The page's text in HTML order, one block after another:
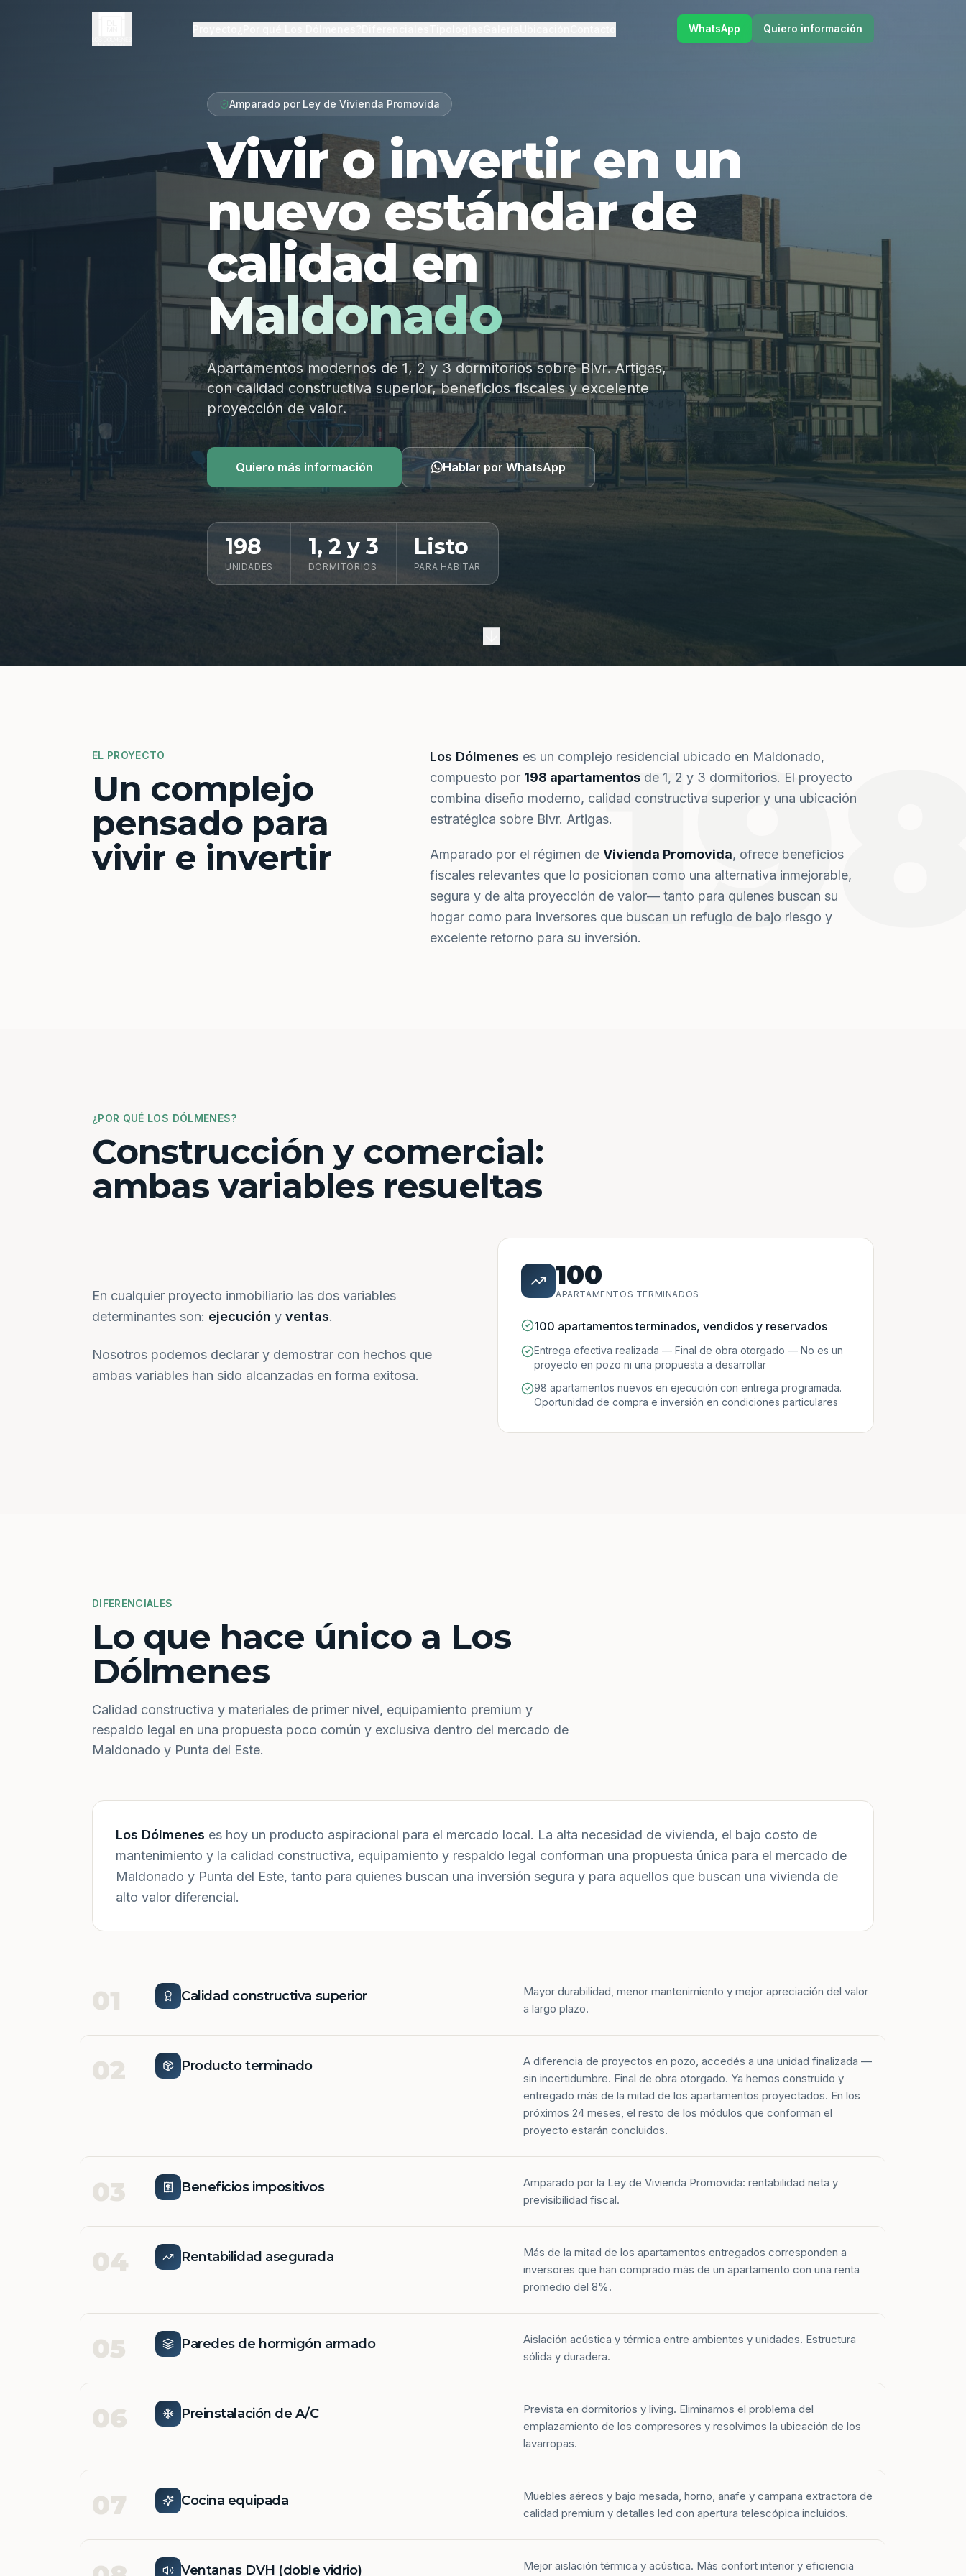
WhatsApp Quiero información
Amparado por Ley de Vivienda Promovida
Vivir o invertir en un
nuevo estándar de
calidad en
Maldonado
Apartamentos modernos de 1, 2 y 3 dormitorios sobre Blvr. Artigas,
con calidad constructiva superior, beneficios fiscales y excelente
proyección de valor.
Quiero más información Hablar por WhatsApp
198
UNIDADES
1, 2 y 3
DORMITORIOS
Listo
PARA HABITAR
EL PROYECTO
Un complejo
pensado para
vivir e invertir
Los Dólmenes es un complejo residencial ubicado en Maldonado,
compuesto por 198 apartamentos de 1, 2 y 3 dormitorios. El proyecto
combina diseño moderno, calidad constructiva superior y una ubicación
estratégica sobre Blvr. Artigas.
Amparado por el régimen de Vivienda Promovida, ofrece beneficios
fiscales relevantes que lo posicionan como una alternativa inmejorable,
segura y de alta proyección de valor— tanto para quienes buscan su
hogar como para inversores que buscan un refugio de bajo riesgo y
excelente retorno para su inversión.
¿POR QUÉ LOS DÓLMENES?
Construcción y comercial:
ambas variables resueltas
En cualquier proyecto inmobiliario las dos variables
determinantes son: ejecución y ventas.
Nosotros podemos declarar y demostrar con hechos que
ambas variables han sido alcanzadas en forma exitosa.
100
APARTAMENTOS TERMINADOS
100 apartamentos terminados, vendidos y reservados
Entrega efectiva realizada — Final de obra otorgado — No es un
proyecto en pozo ni una propuesta a desarrollar
98 apartamentos nuevos en ejecución con entrega programada.
Oportunidad de compra e inversión en condiciones particulares
DIFERENCIALES
Lo que hace único a Los
Dólmenes
Calidad constructiva y materiales de primer nivel, equipamiento premium y
respaldo legal en una propuesta poco común y exclusiva dentro del mercado de
Maldonado y Punta del Este.
Los Dólmenes es hoy un producto aspiracional para el mercado local. La alta necesidad de vivienda, el bajo costo de
mantenimiento y la calidad constructiva, equipamiento y respaldo legal conforman una propuesta única para el mercado de
Maldonado y Punta del Este, tanto para quienes buscan una inversión segura y para aquellos que buscan una vivienda de
alto valor diferencial.
01 Calidad constructiva superior
Mayor durabilidad, menor mantenimiento y mejor apreciación del valor
a largo plazo.
02 Producto terminado
A diferencia de proyectos en pozo, accedés a una unidad finalizada —
sin incertidumbre. Final de obra otorgado. Ya hemos construido y
entregado más de la mitad de los apartamentos proyectados. En los
próximos 24 meses, el resto de los módulos que conforman el
proyecto estarán concluidos.
03 Beneficios impositivos
Amparado por la Ley de Vivienda Promovida: rentabilidad neta y
previsibilidad fiscal.
04 Rentabilidad asegurada
Más de la mitad de los apartamentos entregados corresponden a
inversores que han comprado más de un apartamento con una renta
promedio del 8%.
05 Paredes de hormigón armado
Aislación acústica y térmica entre ambientes y unidades. Estructura
sólida y duradera.
06 Preinstalación de A/C
Prevista en dormitorios y living. Eliminamos el problema del
emplazamiento de los compresores y resolvimos la ubicación de los
lavarropas.
07 Cocina equipada
Muebles aéreos y bajo mesada, horno, anafe y campana extractora de
calidad premium y detalles led con apertura telescópica incluidos.
Ventanas DVH (doble vidrio) Mejor aislación térmica y acústica. Más confort interior y eficiencia